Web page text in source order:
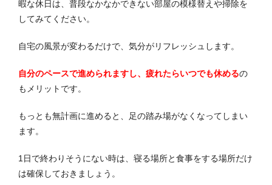
暇な休日は、普段なかなかできない部屋の模様替えや掃除を
してみてください。
自宅の風景が変わるだけで、気分がリフレッシュします。
自分のペースで進められますし、疲れたらいつでも休めるの
もメリットです。
もっとも無計画に進めると、足の踏み場がなくなってしまい
ます。
1日で終わりそうにない時は、寝る場所と食事をする場所だけ
は確保しておきましょう。